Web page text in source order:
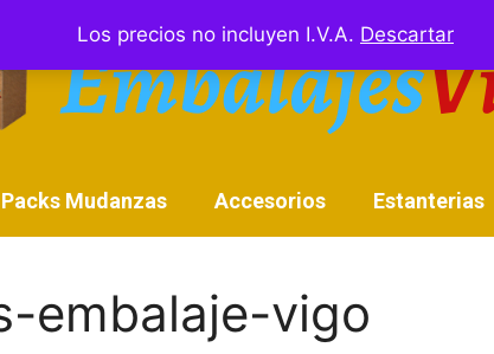
Los precios no incluyen I.V.A. Descartar
Packs Mudanzas Accesorios Estanterias
embalaje-vigo